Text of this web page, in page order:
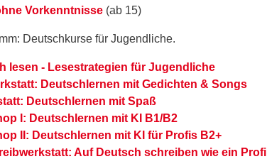
Vorkenntnisse (ab 15)
Deutschkurse für Jugendliche.
lesen - Lesestrategien für Jugendliche
Deutschlernen mit Gedichten & Songs
Deutschlernen mit Spaß
I: Deutschlernen mit KI B1/B2
II: Deutschlernen mit KI für Profis B2+
Auf Deutsch schreiben wie ein Profi